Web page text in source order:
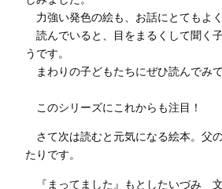
力強い発色の絵も、お話にとてもよく
読んでいると、目をまるくして聞く
うです。
まわりの子どもたちにぜひ読んでみて
このシリーズにこれからも注目！
さて次は読むと元気になる絵本。父
たりです。
『まってました』もとしたいづ